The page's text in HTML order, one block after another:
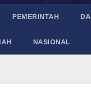
PEMERINTAH
NASIONAL